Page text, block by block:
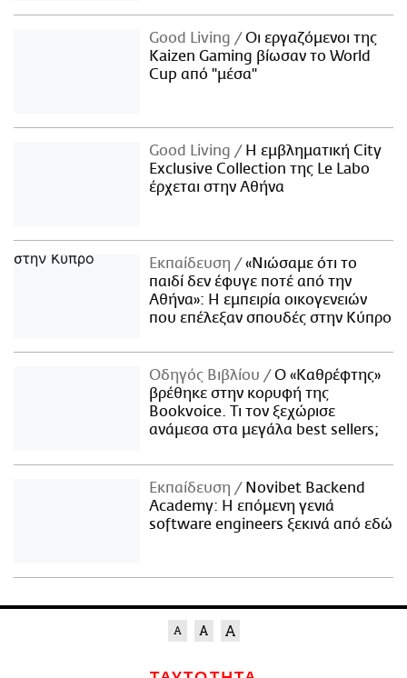
Good Living
Οι εργαζόμενοι της
Kaizen Gaming βίωσαν το World
Cup από "μέσα"
Good Living
Η εμβληματική City
Exclusive Collection της Le Labo
έρχεται στην Αθήνα
Εκπαίδευση
«Νιώσαμε ότι το
παιδί δεν έφυγε ποτέ από την
Αθήνα»: Η εμπειρία οικογενειών
που επέλεξαν σπουδές στην Κύπρο
Οδηγός Βιβλίου
Ο «Καθρέφτης»
βρέθηκε στην κορυφή της
Bookvoice. Τι τον ξεχώρισε
ανάμεσα στα μεγάλα best sellers;
Εκπαίδευση
Novibet Backend
Academy: Η επόμενη γενιά
software engineers ξεκινά από εδώ